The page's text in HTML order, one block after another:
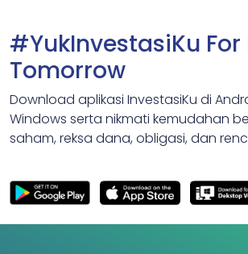
#YukInvestasiKu For
Tomorrow
Download aplikasi InvestasiKu di
Windows serta nikmati kemudahan
saham, reksa dana, obligasi, dan